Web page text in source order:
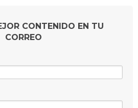
CONTENIDO EN TU
CORREO